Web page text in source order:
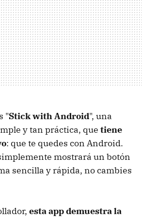
"Stick with Android", una
y tan práctica, que tiene
: que te quedes con Android.
mostrará un botón
sencilla y rápida, no cambies
esta app demuestra la